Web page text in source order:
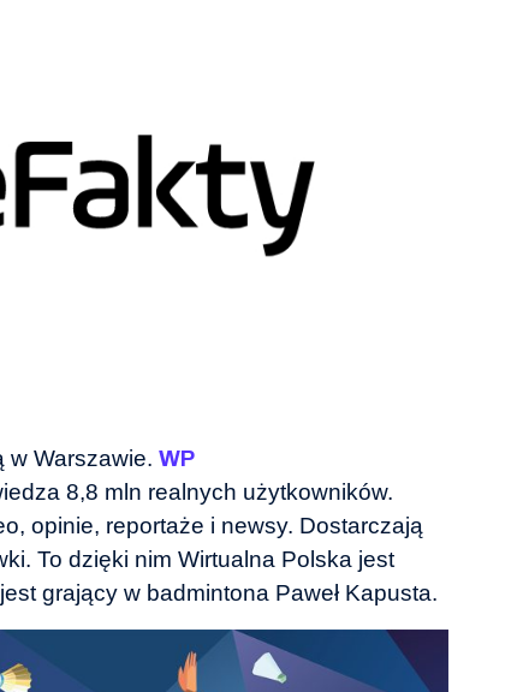
w Warszawie. WP
8,8 mln realnych użytkowników.
opinie, reportaże i newsy. Dostarczają
To dzięki nim Wirtualna Polska jest
grający w badmintona Paweł Kapusta.